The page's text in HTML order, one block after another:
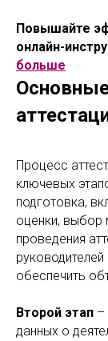
Повышайте
онлайн-
больше
Процесс
ключевых
подготовка,
оценки, выбор
проведения
обеспечить
Второй этап –
данных о